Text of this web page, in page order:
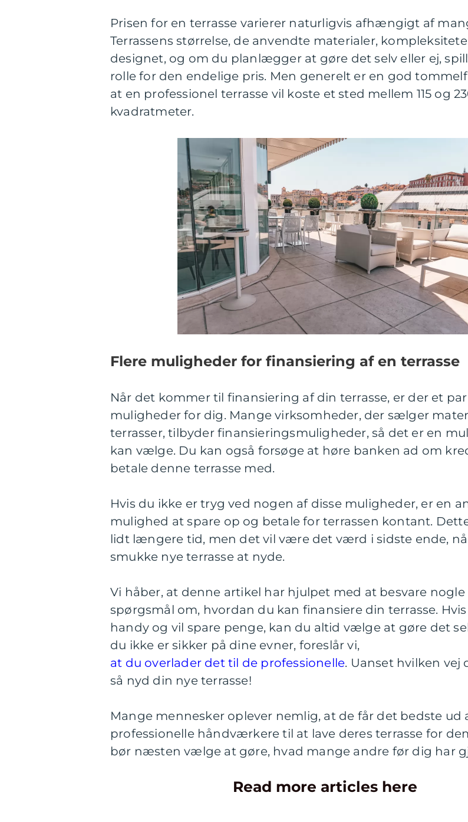
Prisen for en terrasse varierer naturligvis afhængigt af
Terrassens størrelse, de anvendte materialer,
designet, og om du planlægger at gøre det selv eller ej,
rolle for den endelige pris. Men generelt er en god
at en professionel terrasse vil koste et sted mellem 115 og
kvadratmeter.
Flere muligheder for finansiering af en terrasse
Når det kommer til finansiering af din terrasse, er der et par
muligheder for dig. Mange virksomheder, der sælger
terrasser, tilbyder finansieringsmuligheder, så det er en
kan vælge. Du kan også forsøge at høre banken ad om
betale denne terrasse med.
Hvis du ikke er tryg ved nogen af disse muligheder, er en
mulighed at spare op og betale for terrassen kontant.
lidt længere tid, men det vil være det værd i sidste ende,
smukke nye terrasse at nyde.
Vi håber, at denne artikel har hjulpet med at besvare nogle
spørgsmål om, hvordan du kan finansiere din terrasse.
handy og vil spare penge, kan du altid vælge at gøre det
du ikke er sikker på dine evner, foreslår vi,
at du overlader det til de professionelle. Uanset hvilken vej
så nyd din nye terrasse!
Mange mennesker oplever nemlig, at de får det bedste ud
professionelle håndværkere til at lave deres terrasse for
bør næsten vælge at gøre, hvad mange andre før dig har
Read more articles here